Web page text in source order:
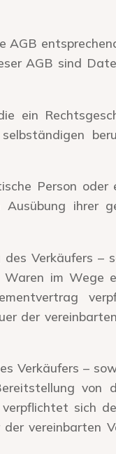
AGB sind
ein
Person oder
ihrer
Verkäufers –
im Wege
der
Verkäufers –
von
sich
vereinbarten